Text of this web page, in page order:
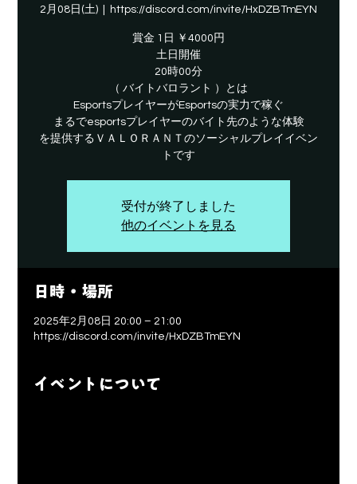
2月08日(土) https://discord.com/invite/HxDZBTmEYN
賞金 1日 ￥4000円
土日開催
20時00分
（ バイトバロラント ）とは
EsportsプレイヤーがEsportsの実力で稼ぐ
​まるでesportsプレイヤーのバイト先のような体験
を提供するＶＡＬＯＲＡＮＴのソーシャルプレイイベン
トです
受付が終了しました
他のイベントを見る
日時・場所
2025年2月08日 20:00 – 21:00
https://discord.com/invite/HxDZBTmEYN
イベントについて